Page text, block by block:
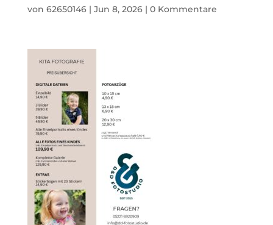
von 62650146| Jun 8, 2026| 0 Kommentare